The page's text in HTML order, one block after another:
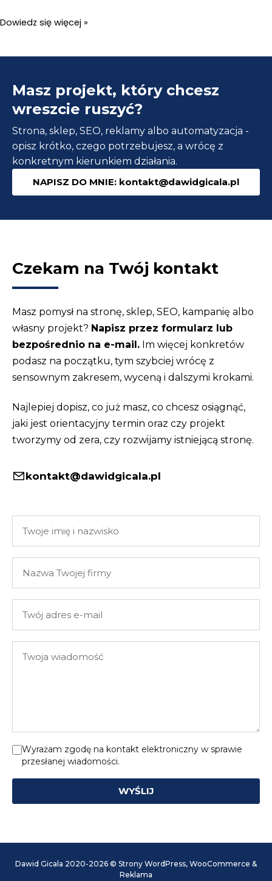
Jak
proces
www
projektowanie
Dowiedz się więcej »
Masz projekt, który chcesz
wreszcie ruszyć?
Strona, sklep, SEO, reklamy albo automatyzacja -
opisz krótko, czego potrzebujesz, a wrócę z
konkretnym kierunkiem działania.
NAPISZ DO MNIE: kontakt@dawidgicala.pl
Czekam na Twój kontakt
Masz pomysł na stronę, sklep, SEO, kampanię albo
własny projekt? Napisz przez formularz lub
bezpośrednio na e-mail. Im więcej konkretów
podasz na początku, tym szybciej wrócę z
sensownym zakresem, wyceną i dalszymi krokami.
Najlepiej dopisz, co już masz, co chcesz osiągnąć,
jaki jest orientacyjny termin oraz czy projekt
tworzymy od zera, czy rozwijamy istniejącą stronę.
kontakt@dawidgicala.pl
imię
nazwisko
Twojej
adres
mail
wiadomość
Wyrażam zgodę na kontakt elektroniczny w sprawie
przesłanej wiadomości.
WYŚLIJ
Dawid Gicala 2020-2026 © Strony WordPress, WooCommerce &
Reklama